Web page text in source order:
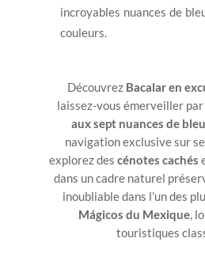
incroyables nuances de
couleurs.
Découvrez Bacalar en
laissez-vous émerveiller
aux sept nuances de
navigation exclusive sur
explorez des cénotes cachés
dans un cadre naturel
inoubliable dans l’un des
Mágicos du Mexique,
touristiques